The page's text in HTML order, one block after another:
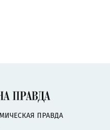
ПРАВДА